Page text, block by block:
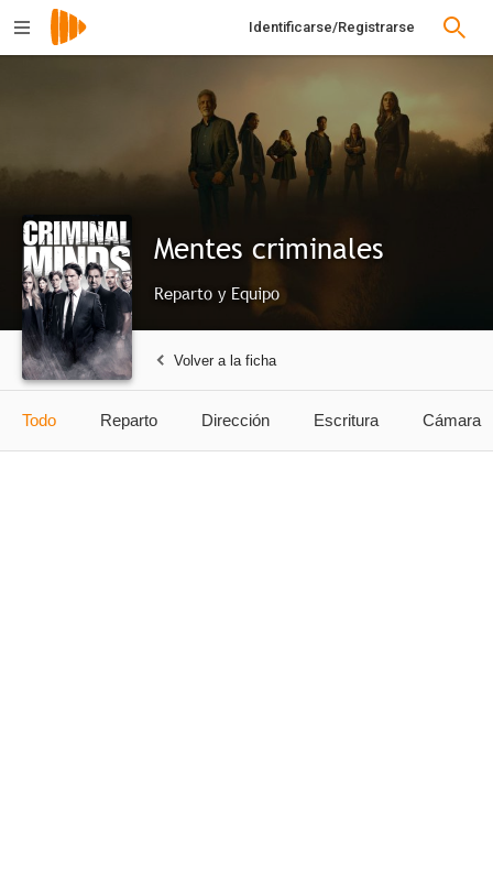
Identificarse/Registrarse
Mentes criminales
Reparto y Equipo
Volver a la ficha
Todo Reparto Dirección Escritura Cámara